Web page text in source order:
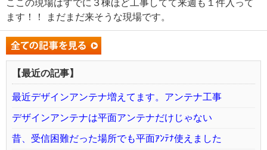
ここの現場はすでに３棟ほど工事してて来週も１件入って
ます！！ まだまだ来そうな現場です。
【最近の記事】
最近デザインアンテナ増えてます。アンテナ工事
デザインアンテナは平面アンテナだけじゃない
昔、受信困難だった場所でも平面ｱﾝﾃﾅ使えました